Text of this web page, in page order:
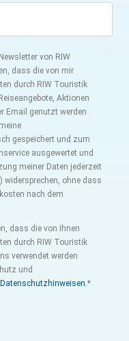
von RIW
dass die von mir
durch RIW Touristik
Aktionen
Email genutzt werden
gespeichert und zum
ausgewertet und
meiner Daten jederzeit
widersprechen, ohne dass
nach dem
dass die von Ihnen
durch RIW Touristik
verwendet werden
und
Datenschutzhinweisen.*